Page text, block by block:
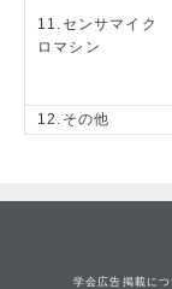
11.センサマイク
ロマシン
12.その他
学会広告掲載につ